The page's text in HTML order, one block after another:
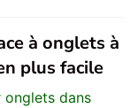
à onglets à
plus facile
onglets dans